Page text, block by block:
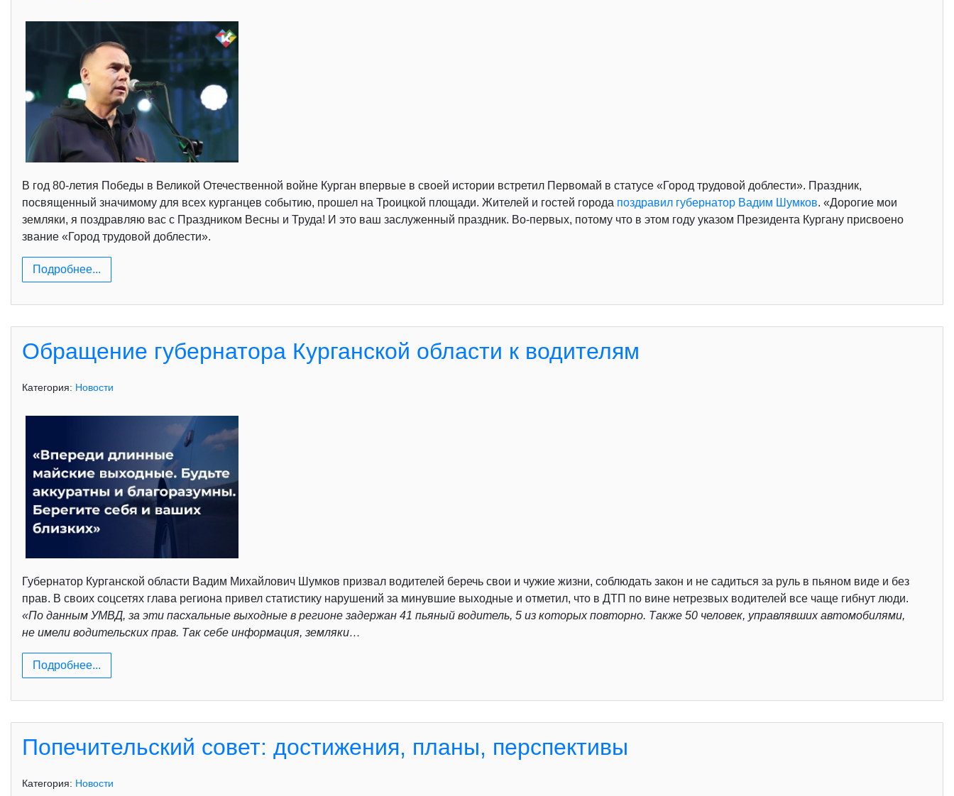
В год 80-летия Победы в Великой Отечественной войне Курган впервые в своей истории встретил Первомай в статусе «Город трудовой доблести». Праздник,
посвященный значимому для всех курганцев событию, прошел на Троицкой площади. Жителей и гостей города поздравил губернатор Вадим Шумков. «Дорогие мои
земляки, я поздравляю вас с Праздником Весны и Труда! И это ваш заслуженный праздник. Во-первых, потому что в этом году указом Президента Кургану присвоено
звание «Город трудовой доблести».
Подробнее...
Обращение губернатора Курганской области к водителям
Категория: Новости
Губернатор Курганской области Вадим Михайлович Шумков призвал водителей беречь свои и чужие жизни, соблюдать закон и не садиться за руль в пьяном виде и без
прав. В своих соцсетях глава региона привел статистику нарушений за минувшие выходные и отметил, что в ДТП по вине нетрезвых водителей все чаще гибнут люди.
«По данным УМВД, за эти пасхальные выходные в регионе задержан 41 пьяный водитель, 5 из которых повторно. Также 50 человек, управлявших автомобилями,
не имели водительских прав. Так себе информация, земляки…
Подробнее...
Попечительский совет: достижения, планы, перспективы
Категория: Новости